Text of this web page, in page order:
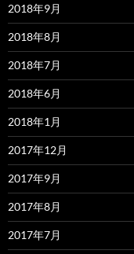
2018年9月
2018年8月
2018年7月
2018年6月
2018年1月
2017年12月
2017年9月
2017年8月
2017年7月